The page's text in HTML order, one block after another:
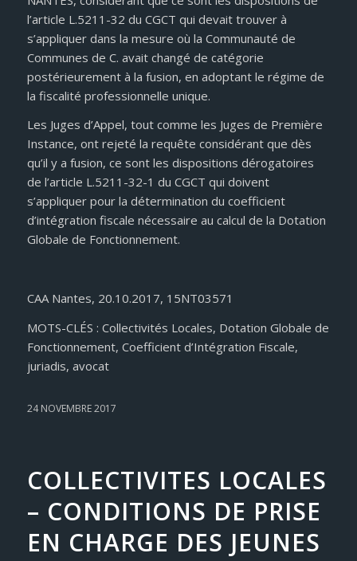
l’article L.5211-32 du CGCT qui devait trouver à
s’appliquer dans la mesure où la Communauté de
Communes de C. avait changé de catégorie
postérieurement à la fusion, en adoptant le régime de
la fiscalité professionnelle unique.
Les Juges d’Appel, tout comme les Juges de Première
Instance, ont rejeté la requête considérant que dès
qu’il y a fusion, ce sont les dispositions dérogatoires
de l’article L.5211-32-1 du CGCT qui doivent
s’appliquer pour la détermination du coefficient
d’intégration fiscale nécessaire au calcul de la Dotation
Globale de Fonctionnement.
CAA Nantes, 20.10.2017, 15NT03571
MOTS-CLÉS : Collectivités Locales, Dotation Globale de
Fonctionnement, Coefficient d’Intégration Fiscale,
juriadis, avocat
24 NOVEMBRE 2017
COLLECTIVITES LOCALES
– CONDITIONS DE PRISE
EN CHARGE DES JEUNES